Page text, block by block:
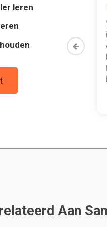
(meer chronische zieken)
van Morse?
the altered self (Leren
van het therapeutische
leren
mn
een heel
gewoon
Aan